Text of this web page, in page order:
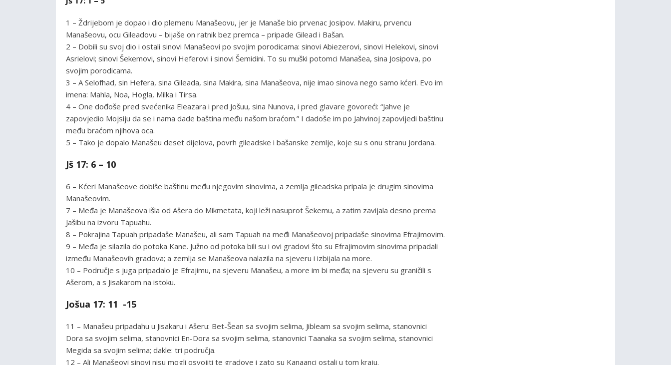
1 – Ždrijebom je dopao i dio plemenu Manašeovu, jer je Manaše bio prvenac Josipov. Makiru, prvencu
Manašeovu, ocu Gileadovu – bijaše on ratnik bez premca – pripade Gilead i Bašan.
2 – Dobili su svoj dio i ostali sinovi Manašeovi po svojim porodicama: sinovi Abiezerovi, sinovi Helekovi, sinovi
Asrielovi; sinovi Šekemovi, sinovi Heferovi i sinovi Šemidini. To su muški potomci Manašea, sina Josipova, po
svojim porodicama.
3 – A Selofhad, sin Hefera, sina Gileada, sina Makira, sina Manašeova, nije imao sinova nego samo kćeri. Evo im
imena: Mahla, Noa, Hogla, Milka i Tirsa.
4 – One dođoše pred svećenika Eleazara i pred Jošuu, sina Nunova, i pred glavare govoreći: “Jahve je
zapovjedio Mojsiju da se i nama dade baština među našom braćom.” I dadoše im po Jahvinoj zapovijedi baštinu
među braćom njihova oca.
5 – Tako je dopalo Manašeu deset dijelova, povrh gileadske i bašanske zemlje, koje su s onu stranu Jordana.
Jš 17: 6 – 10
6 – Kćeri Manašeove dobiše baštinu među njegovim sinovima, a zemlja gileadska pripala je drugim sinovima
Manašeovim.
7 – Međa je Manašeova išla od Ašera do Mikmetata, koji leži nasuprot Šekemu, a zatim zavijala desno prema
Jašibu na izvoru Tapuahu.
8 – Pokrajina Tapuah pripadaše Manašeu, ali sam Tapuah na međi Manašeovoj pripadaše sinovima Efrajimovim.
9 – Međa je silazila do potoka Kane. Južno od potoka bili su i ovi gradovi što su Efrajimovim sinovima pripadali
između Manašeovih gradova; a zemlja se Manašeova nalazila na sjeveru i izbijala na more.
10 – Područje s juga pripadalo je Efrajimu, na sjeveru Manašeu, a more im bi međa; na sjeveru su graničili s
Ašerom, a s Jisakarom na istoku.
Jošua 17: 11 -15
11 – Manašeu pripadahu u Jisakaru i Ašeru: Bet-Šean sa svojim selima, Jibleam sa svojim selima, stanovnici
Dora sa svojim selima, stanovnici En-Dora sa svojim selima, stanovnici Taanaka sa svojim selima, stanovnici
Megida sa svojim selima; dakle: tri područja.
12 – Ali Manašeovi sinovi nisu mogli osvojiti te gradove i zato su Kanaanci ostali u tom kraju.